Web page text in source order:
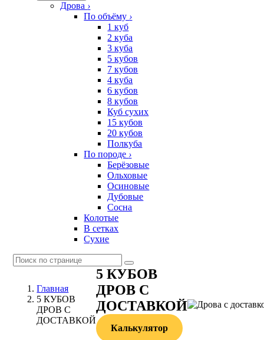
Дрова ›
По объёму ›
1 куб
2 куба
3 куба
5 кубов
7 кубов
4 куба
6 кубов
8 кубов
Куб сухих
15 кубов
20 кубов
Полкуба
По породе ›
Берёзовые
Ольховые
Осиновые
Дубовые
Сосна
Колотые
В сетках
Сухие
Главная
5 КУБОВ
ДРОВ С
ДОСТАВКОЙ
5 КУБОВ
ДРОВ С
ДОСТАВКОЙ
Калькулятор